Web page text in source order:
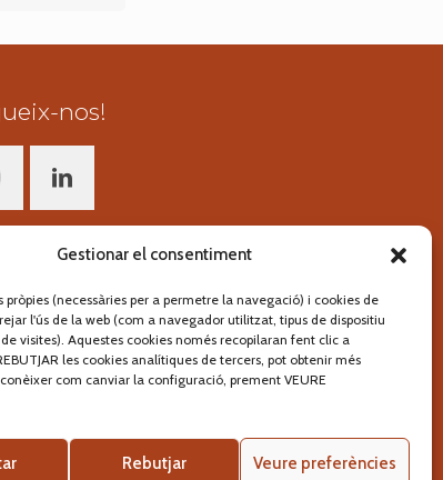
Gestionar el consentiment
(necessàries per a permetre la navegació) i cookies de
l'ús de la web (com a navegador utilitzat, tipus de dispositiu
visites). Aquestes cookies només recopilaran fent clic a
les cookies analítiques de tercers, pot obtenir més
com canviar la configuració, prement VEURE
Rebutjar Veure preferències
nos!
pikstudio